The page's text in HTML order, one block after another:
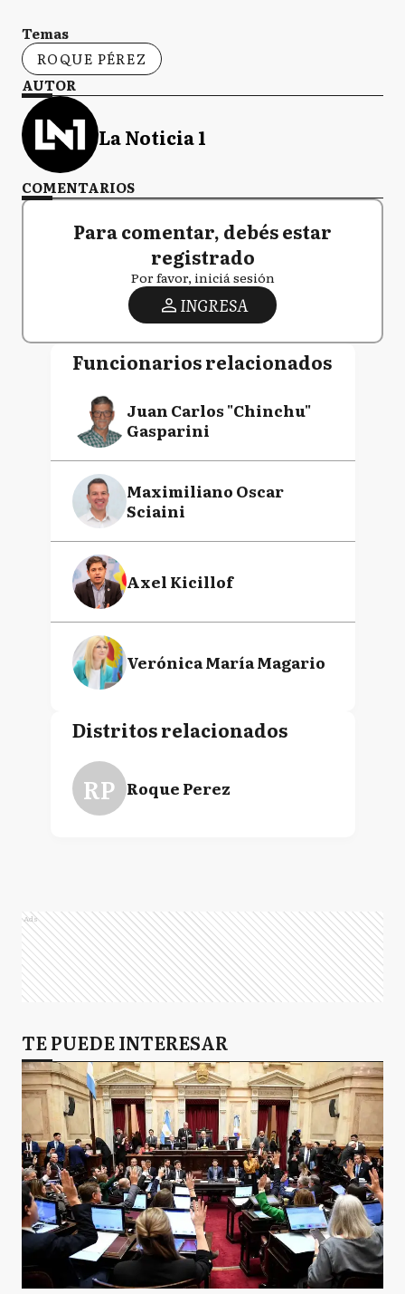
Temas
ROQUE PÉREZ
AUTOR
La Noticia 1
COMENTARIOS
Para comentar, debés estar
registrado
Por favor, iniciá sesión
INGRESA
Funcionarios relacionados
Juan Carlos "Chinchu"
Gasparini
Maximiliano Oscar
Sciaini
Axel Kicillof
Verónica María Magario
Distritos relacionados
RP Roque Perez
Ads
TE PUEDE INTERESAR